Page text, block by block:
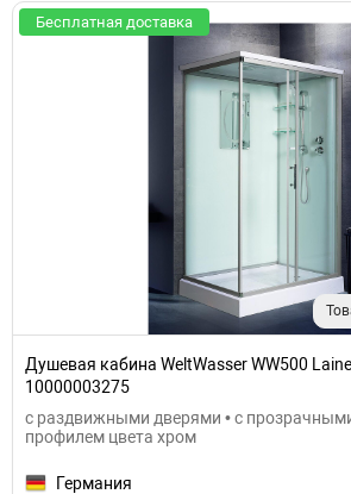
Бесплатная доставка
Душевая кабина WeltWasser WW500
10000003275
с раздвижными дверями • с
профилем цвета хром
Германия